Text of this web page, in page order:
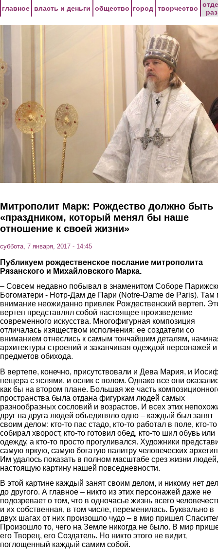
главное власть и деньги общество город творчество
Митрополит Марк: Рождество должно быть
«праздником, который менял бы наше
отношение к своей жизни»
суббота, 7 января, 2017 - 14:45
Публикуем рождественское послание митрополита
Рязанского и Михайловского Марка.
– Совсем недавно побывал в знаменитом Соборе
Богоматери - Нотр-Дам де Пари (Notre-Dame de Paris). Там
внимание неожиданно привлек Рождественский вертеп.
вертеп представлял собой настоящее произведение
современного искусства. Многофигурная композиция
отличалась изяществом исполнения: ее создатели со
вниманием отнеслись к самым тончайшим деталям,
архитектуры строений и заканчивая одеждой персонажей и
предметов обихода.
В вертепе, конечно, присутствовали и Дева Мария, и
пещера с яслями, и ослик с волом. Однако все они
как бы на втором плане. Большая же часть
пространства была отдана фигуркам людей самых
разнообразных сословий и возрастов. И всех этих
друг на друга людей объединяло одно – каждый был занят
своим делом: кто-то пас стадо, кто-то работал в поле, кто-то
собирал хворост, кто-то готовил обед, кто-то шил обувь или
одежду, а кто-то просто прогуливался. Художники
самую яркую, самую богатую палитру человеческих
Им удалось показать в полном масштабе срез жизни людей,
настоящую картину нашей повседневности.
В этой картине каждый занят своим делом, и никому нет
до другого. А главное – никто из этих персонажей даже не
подозревает о том, что в одночасье жизнь всего
и их собственная, в том числе, переменилась. Буквально в
двух шагах от них произошло чудо – в мир пришел
Произошло то, чего на Земле никогда не было. В мир
его Творец, его Создатель. Но никто этого не видит,
поглощенный каждый самим собой.